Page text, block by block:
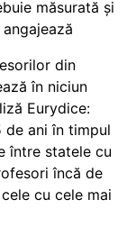
măsurată și
din
în niciun
Eurydice:
de ani în timpul
între statele cu
încă de
cu cele mai